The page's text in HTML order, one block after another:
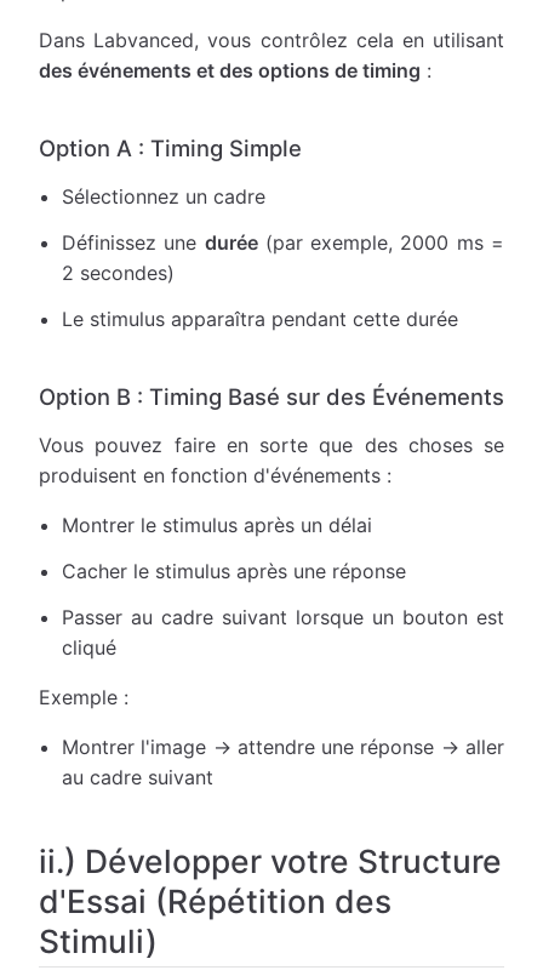
Dans Labvanced, vous contrôlez cela en utilisant
des événements et des options de timing :
Option A : Timing Simple
Sélectionnez un cadre
Définissez une durée(par exemple, 2000 ms =
2 secondes)
Le stimulus apparaîtra pendant cette durée
Option B : Timing Basé sur des Événements
Vous pouvez faire en sorte que des choses se
produisent en fonction d'événements :
Montrer le stimulus après un délai
Cacher le stimulus après une réponse
Passer au cadre suivant lorsque un bouton est
cliqué
Exemple :
Montrer l'image → attendre une réponse → aller
au cadre suivant
ii.) Développer votre Structure
d'Essai (Répétition des
Stimuli)